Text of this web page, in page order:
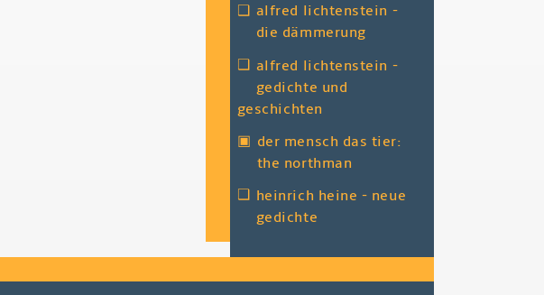
❑ alfred lichtenstein -
die dämmerung
❑ alfred lichtenstein -
gedichte und
geschichten
▣ der mensch das tier:
the northman
❑ heinrich heine - neue
gedichte